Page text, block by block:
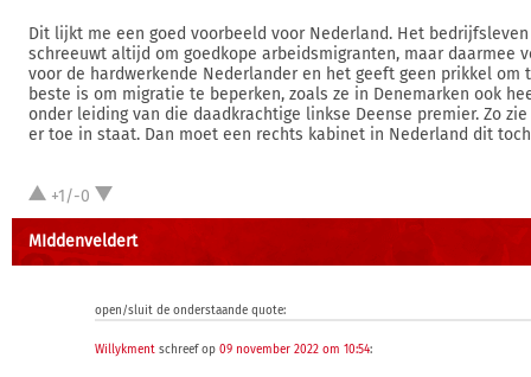
Dit lijkt me een goed voorbeeld voor Nederland. Het
schreeuwt altijd om goedkope arbeidsmigranten, maar daarmee
voor de hardwerkende Nederlander en het geeft geen prikkel om
beste is om migratie te beperken, zoals ze in Denemarken ook
onder leiding van die daadkrachtige linkse Deense premier. Zo
er toe in staat. Dan moet een rechts kabinet in Nederland dit
+1/-0
MIddenveldert
open/sluit de onderstaande quote:
Willykment schreef op 09 november 2022 om 10:54: